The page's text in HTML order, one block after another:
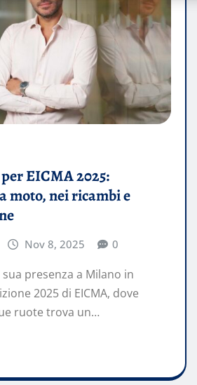
EICMA 2025:
moto, nei ricambi e
Nov 8, 2025 0
presenza a Milano in
2025 di EICMA, dove
ruote trova un…